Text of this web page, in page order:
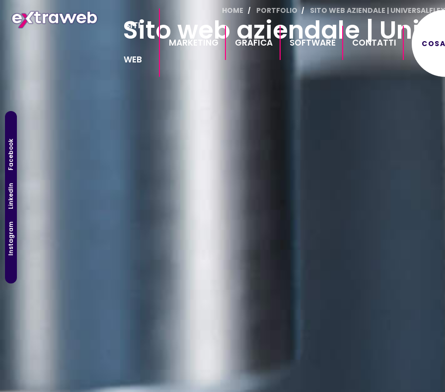
Instagram
LinkedIn
Facebook
SITI
WEB
MARKETING GRAFICA SOFTWARE CONTATTI
HOME PORTFOLIO SITO WEB AZIENDALE |
Sito web aziendale |